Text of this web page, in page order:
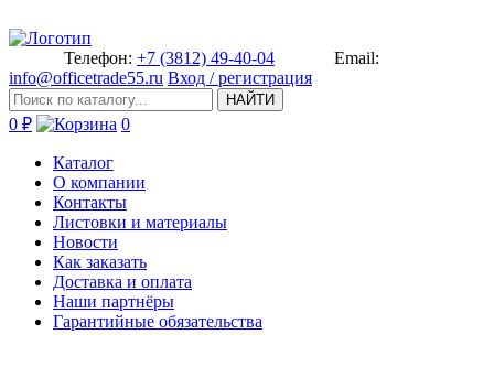
Телефон: +7 (3812) 49-40-04
Email:
info@officetrade55.ru Вход / регистрация
НАЙТИ
0 ₽ 0
Каталог
О компании
Контакты
Листовки и материалы
Новости
Как заказать
Доставка и оплата
Наши партнёры
Гарантийные обязательства